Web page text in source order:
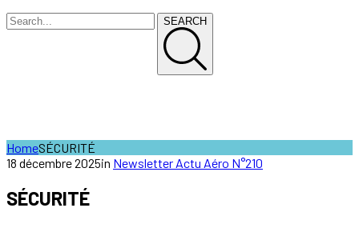
SEARCH
HomeSÉCURITÉ
18 décembre 2025in Newsletter Actu Aéro N°210
SÉCURITÉ